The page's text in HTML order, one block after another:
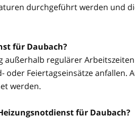
durchgeführt werden und
für Daubach?
außerhalb regulärer
oder Feiertagseinsätze anfallen.
werden.
für Daubach?